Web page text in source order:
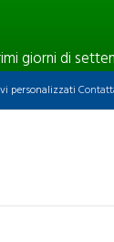
giorni di
personalizzati